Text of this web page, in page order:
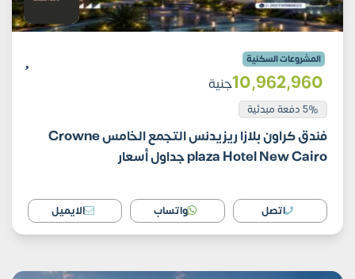
المشروعات السكنية
10٬962٬960جنية
5% دفعة مبدئية
فندق كراون بلازا ريزيدنس التجمع الخامس Crowne
plaza Hotel New Cairo جداول أسعار
اتصل واتساب الايميل